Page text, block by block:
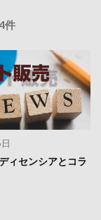
件
ィセンシアとコラ